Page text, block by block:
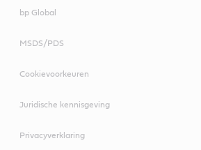
bp Global
MSDS/PDS
Cookievoorkeuren
Juridische kennisgeving
Privacyverklaring